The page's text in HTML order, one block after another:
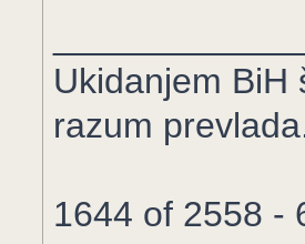
Ukidanjem BiH
razum
1644 of 2558 -